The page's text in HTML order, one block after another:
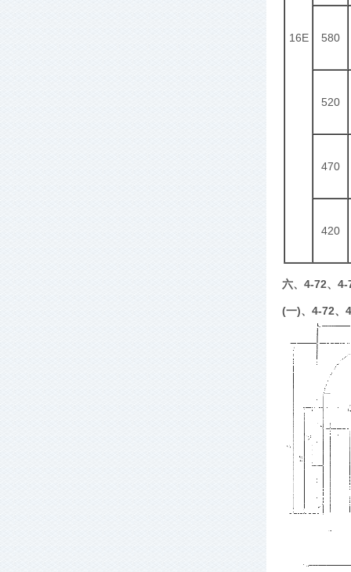
16E 580
520
470
420
六、4-72、4-
(一)、4-72、